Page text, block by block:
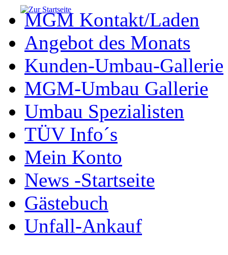
MGM Kontakt/Laden
Angebot des Monats
Kunden-Umbau-Gallerie
MGM-Umbau Gallerie
Umbau Spezialisten
TÜV Info´s
Mein Konto
News -Startseite
Gästebuch
Unfall-Ankauf